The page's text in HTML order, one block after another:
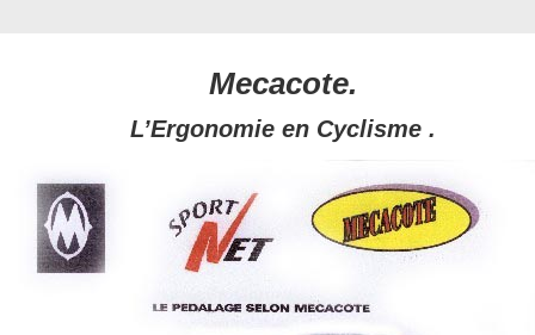
Mecacote.
L’Ergonomie en Cyclisme .